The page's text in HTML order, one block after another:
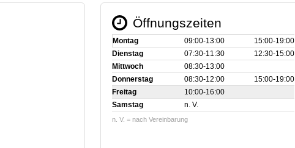
Öffnungszeiten
Montag 09:00‑13:00
15:00‑19:00
Dienstag
07:30‑11:30
12:30‑15:00
Mittwoch
08:30‑13:00
Donnerstag
08:30‑12:00
15:00‑19:00
Freitag
10:00‑16:00
Samstag
n. V.
n. V. = nach Vereinbarung